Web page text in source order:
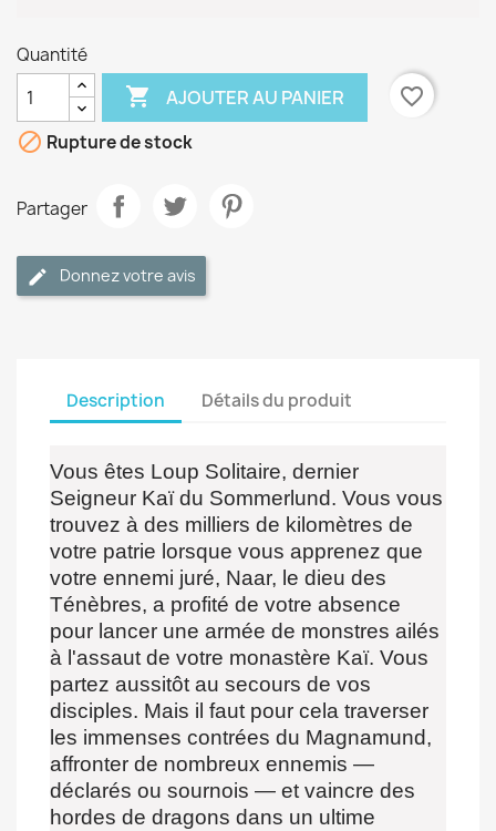
Quantité
 AJOUTER AU PANIER
favorite_border
 Rupture de stock
Partager
Donnez votre avis
Description Détails du produit
Vous êtes Loup Solitaire, dernier
Seigneur Kaï du Sommerlund. Vous vous
trouvez à des milliers de kilomètres de
votre patrie lorsque vous apprenez que
votre ennemi juré, Naar, le dieu des
Ténèbres, a profité de votre absence
pour lancer une armée de monstres ailés
à l'assaut de votre monastère Kaï. Vous
partez aussitôt au secours de vos
disciples. Mais il faut pour cela traverser
les immenses contrées du Magnamund,
affronter de nombreux ennemis —
déclarés ou sournois — et vaincre des
hordes de dragons dans un ultime